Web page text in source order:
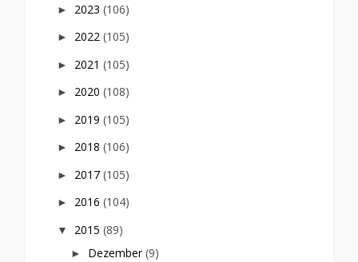
► 2023 (106)
► 2022 (105)
► 2021 (105)
► 2020 (108)
► 2019 (105)
► 2018 (106)
► 2017 (105)
► 2016 (104)
▼ 2015 (89)
► Dezember(9)